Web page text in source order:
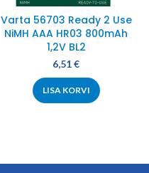
Varta 56703 Ready 2 Use
NiMH AAA HR03 800mAh
1,2V BL2
6,51€
LISA KORVI